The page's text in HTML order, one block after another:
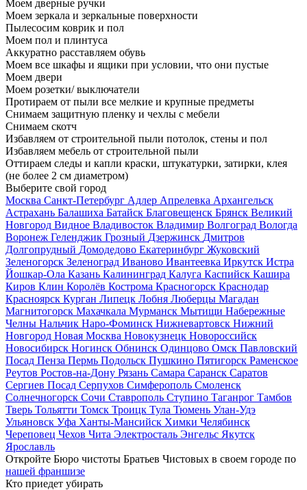
Моем дверные ручки
Моем зеркала и зеркальные поверхности
Пылесосим коврик и пол
Моем пол и плинтуса
Аккуратно расставляем обувь
Моем все шкафы и ящики при условии, что они пустые
Моем двери
Моем розетки/ выключатели
Протираем от пыли все мелкие и крупные предметы
Снимаем защитную пленку и чехлы с мебели
Снимаем скотч
Избавляем от строительной пыли потолок, стены и пол
Избавляем мебель от строительной пыли
Оттираем следы и капли краски, штукатурки, затирки, клея
(не более 2 см диаметром)
Выберите свой город
Москва Санкт-Петербург Адлер Апрелевка Архангельск
Астрахань Балашиха Батайск Благовещенск Брянск Великий
Новгород Видное Владивосток Владимир Волгоград Вологда
Воронеж Геленджик Грозный Дзержинск Дмитров
Долгопрудный Домодедово Екатеринбург Жуковский
Зеленогорск Зеленоград Иваново Ивантеевка Иркутск Истра
Йошкар-Ола Казань Калининград Калуга Каспийск Кашира
Киров Клин Королёв Кострома Красногорск Краснодар
Красноярск Курган Липецк Лобня Люберцы Магадан
Магнитогорск Махачкала Мурманск Мытищи Набережные
Челны Нальчик Наро-Фоминск Нижневартовск Нижний
Новгород Новая Москва Новокузнецк Новороссийск
Новосибирск Ногинск Обнинск Одинцово Омск Павловский
Посад Пенза Пермь Подольск Пушкино Пятигорск Раменское
Реутов Ростов-на-Дону Рязань Самара Саранск Саратов
Сергиев Посад Серпухов Симферополь Смоленск
Солнечногорск Сочи Ставрополь Ступино Таганрог Тамбов
Тверь Тольятти Томск Троицк Тула Тюмень Улан-Удэ
Ульяновск Уфа Ханты-Мансийск Химки Челябинск
Череповец Чехов Чита Электросталь Энгельс Якутск
Ярославль
Откройте Бюро чистоты Братьев Чистовых в своем городе по
нашей франшизе
Кто приедет убирать